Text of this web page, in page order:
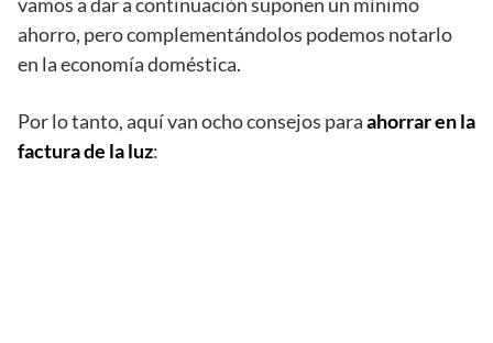
ahorro, pero complementándolos podemos notarlo
en la economía doméstica.
Por lo tanto, aquí van ocho consejos paraahorrar en la
factura de la luz: